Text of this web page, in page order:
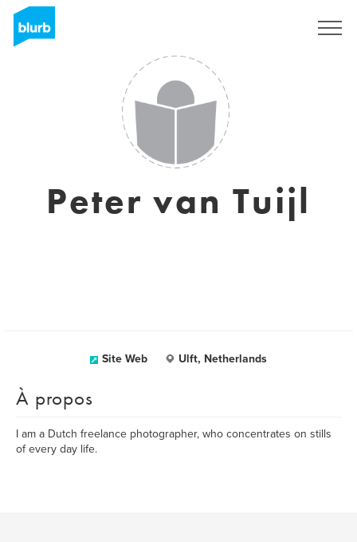
Peter van Tuijl
Site Web Ulft, Netherlands
À propos
I am a Dutch freelance photographer, who concentrates on stills
of every day life.